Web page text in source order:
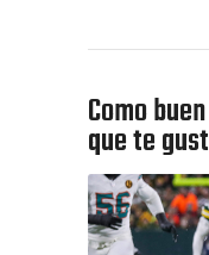
Como
que te